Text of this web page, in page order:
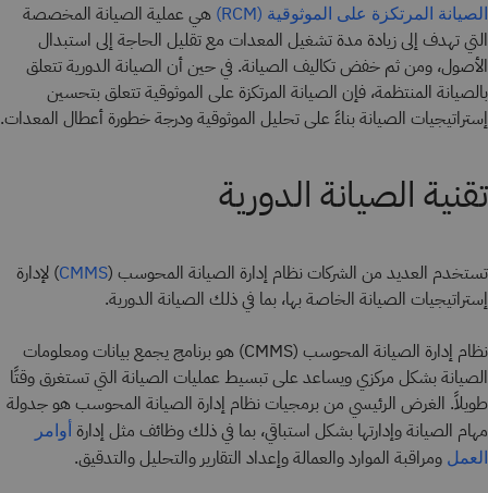
الصيانة المرتكزة على الموثوقية (RCM)
هي عملية الصيانة المخصصة
التي تهدف إلى زيادة مدة تشغيل المعدات مع تقليل الحاجة إلى استبدال
الأصول، ومن ثم خفض تكاليف الصيانة. في حين أن الصيانة الدورية تتعلق
بالصيانة المنتظمة، فإن الصيانة المرتكزة على الموثوقية تتعلق بتحسين
إستراتيجيات الصيانة بناءً على تحليل الموثوقية ودرجة خطورة أعطال المعدات.
تقنية الصيانة الدورية
تستخدم العديد من الشركات نظام إدارة الصيانة المحوسب (CMMS) لإدارة
إستراتيجيات الصيانة الخاصة بها، بما في ذلك الصيانة الدورية.
نظام إدارة الصيانة المحوسب (CMMS) هو برنامج يجمع بيانات ومعلومات
الصيانة بشكل مركزي ويساعد على تبسيط عمليات الصيانة التي تستغرق وقتًا
طويلاً. الغرض الرئيسي من برمجيات نظام إدارة الصيانة المحوسب هو جدولة
مهام الصيانة وإدارتها بشكل استباقي، بما في ذلك وظائف مثل إدارة أوامر
العمل ومراقبة الموارد والعمالة وإعداد التقارير والتحليل والتدقيق.